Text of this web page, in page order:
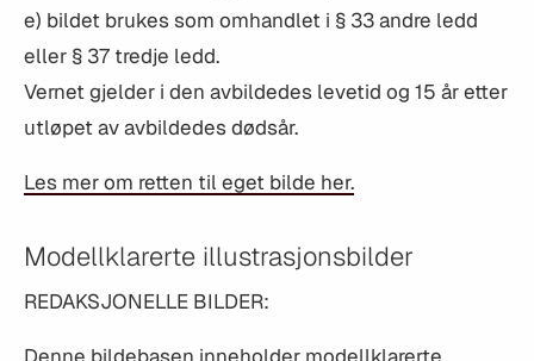
e) bildet brukes som omhandlet i § 33 andre ledd
eller § 37 tredje ledd.
Vernet gjelder i den avbildedes levetid og 15 år etter
utløpet av avbildedes dødsår.
Les mer om retten til eget bilde her.
Modellklarerte illustrasjonsbilder
REDAKSJONELLE BILDER: